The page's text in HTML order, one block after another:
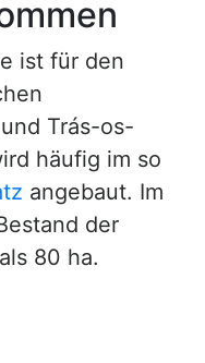
ist für den
Trás-os-
häufig im so
angebaut. Im
der
80 ha.